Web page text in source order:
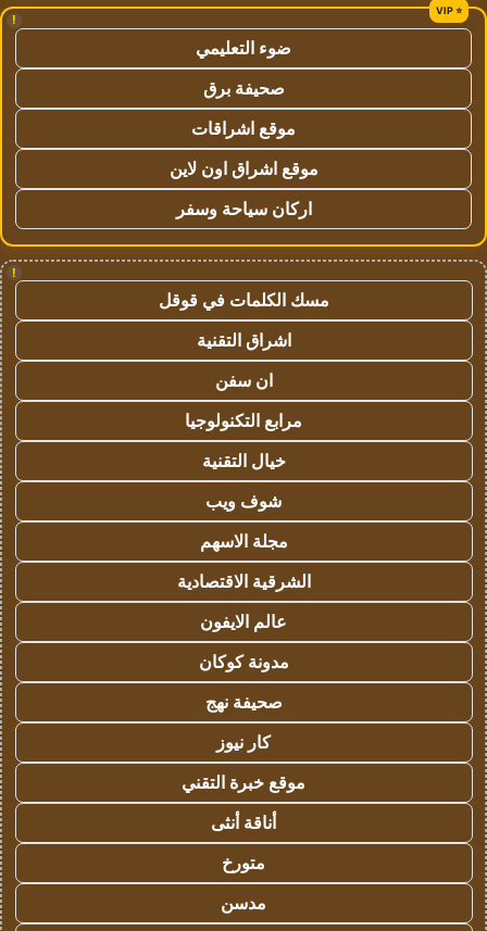
!
ضوء التعليمي
صحيفة برق
موقع اشراقات
موقع اشراق اون لاين
اركان سياحة وسفر
!
مسك الكلمات في قوقل
اشراق التقنية
ان سفن
مرابع التكنولوجيا
خيال التقنية
شوف ويب
مجلة الاسهم
الشرقية الاقتصادية
عالم الايفون
مدونة كوكان
صحيفة نهج
كار نيوز
موقع خبرة التقني
أناقة أنثى
متورخ
مدسن